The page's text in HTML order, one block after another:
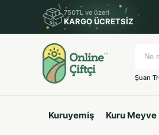
750TL ve üzeri
KARGO ÜCRETSİZ
Şuan
Kuruyemiş Kuru Meyve